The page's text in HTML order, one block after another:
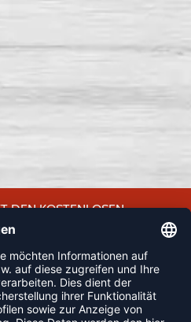
DEN KOSTENLOSEN
UND VERPASSE KEINE